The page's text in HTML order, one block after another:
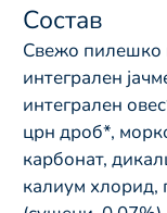
Состав
Свежо пилешко
интегрален
интегрален
црн дроб*,
карбонат,
калиум хлорид,